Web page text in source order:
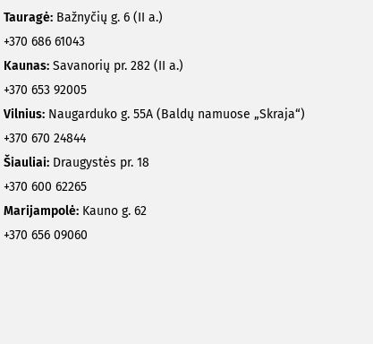
Tauragė: Bažnyčių g. 6 (II a.)
+370 686 61043
Kaunas: Savanorių pr. 282 (II a.)
+370 653 92005
Vilnius: Naugarduko g. 55A (Baldų namuose „Skraja“)
+370 670 24844
Šiauliai: Draugystės pr. 18
+370 600 62265
Marijampolė: Kauno g. 62
+370 656 09060